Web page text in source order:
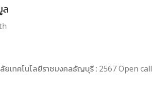
ล
ยเทคโนโลยีราชมงคลธัญบุรี : 2567 Open call